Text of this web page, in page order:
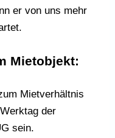
er von uns mehr
Mietobjekt:
Mietverhältnis
der
sein.